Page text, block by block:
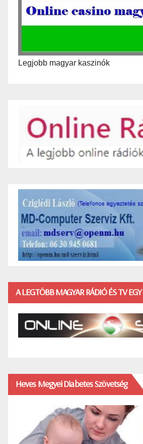
Legjobb magyar kaszinók
A LEGTÖBB MAGYAR RÁDIÓ ÉS TV
Heves Megyei Diabetes Szövetség